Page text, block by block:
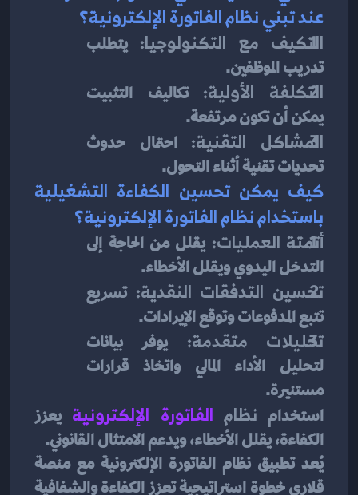
عند تبني نظام الفاتورة الإلكترونية؟
التكيف مع التكنولوجيا:
تدريب الموظفين.
التكلفة الأولية:
يمكن أن تكون مرتفعة.
المشاكل التقنية:
تحديات تقنية أثناء التحول.
باستخدام نظام الفاتورة الإلكترونية؟
أتمتة العمليات:
التدخل اليدوي ويقلل الأخطاء.
تحسين التدفقات النقدية: تسريع
تتبع المدفوعات وتوقع الإيرادات.
تحليلات متقدمة:
مستنيرة.
استخدام نظام الفاتورة الإلكترونية يعزز
الكفاءة، يقلل الأخطاء، ويدعم الامتثال القانوني.